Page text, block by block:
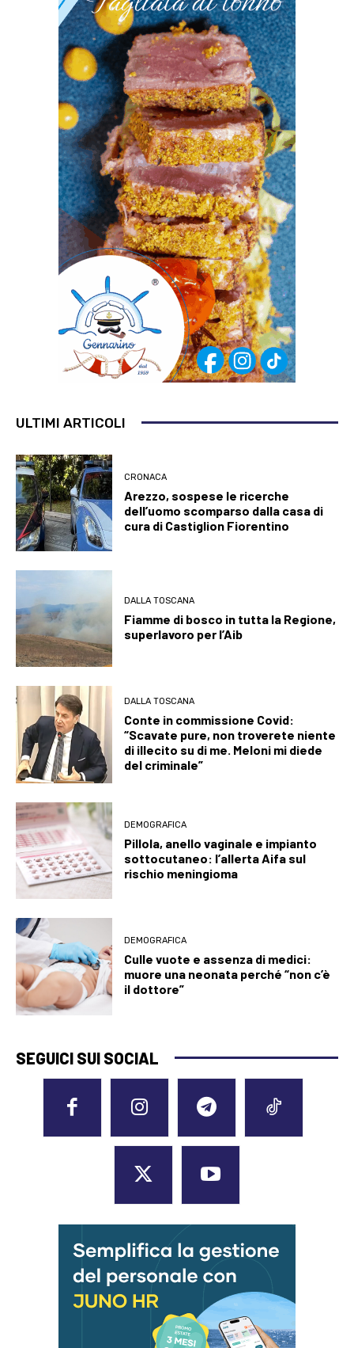
ULTIMI ARTICOLI
CRONACA
Arezzo, sospese le ricerche
dell’uomo scomparso dalla casa di
cura di Castiglion Fiorentino
DALLA TOSCANA
Fiamme di bosco in tutta la Regione,
superlavoro per l’Aib
DALLA TOSCANA
Conte in commissione Covid:
“Scavate pure, non troverete niente
di illecito su di me. Meloni mi diede
del criminale”
DEMOGRAFICA
Pillola, anello vaginale e impianto
sottocutaneo: l’allerta Aifa sul
rischio meningioma
DEMOGRAFICA
Culle vuote e assenza di medici:
muore una neonata perché “non c’è
il dottore”
SEGUICI SUI SOCIAL